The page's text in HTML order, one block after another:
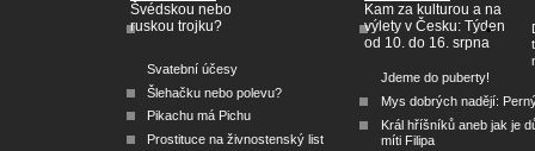
Švédskou nebo
ruskou trojku?
Svatební účesy
Šlehačku nebo polevu?
Pikachu má Pichu
Prostituce na živnostenský list
Kam za kulturou a na
výlety v Česku: Týden
od 10. do 16. srpna
Jdeme do puberty!
Mys dobrých nadějí:
Král hříšníků aneb jak je
míti Filipa